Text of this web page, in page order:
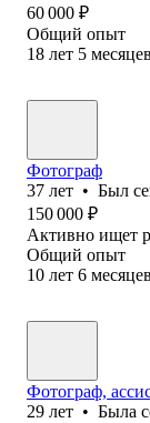
60 000 ₽
Общий опыт
18 лет 5 месяцев
Фотограф
37 лет • Был
150 000 ₽
Активно ищет
Общий опыт
10 лет 6 месяцев
Фотограф,
29 лет • Была